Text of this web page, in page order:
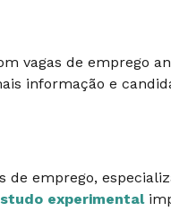
vagas de emprego
informação e
de emprego,
experimental